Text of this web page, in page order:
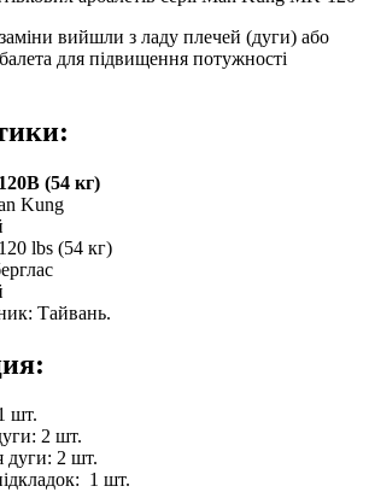
заміни вийшли з ладу плечей (дуги) або
для підвищення потужності
(54 кг)
Kung
lbs (54 кг)
Тайвань.
шт.
2 шт.
дуги: 2 шт.
1 шт.